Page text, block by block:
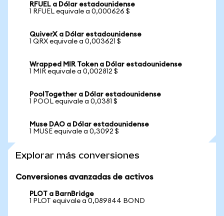
RFUEL a Dólar estadounidense
1 RFUEL equivale a 0,000626 $
QuiverX a Dólar estadounidense
1 QRX equivale a 0,003621 $
Wrapped MIR Token a Dólar estadounidense
1 MIR equivale a 0,002812 $
PoolTogether a Dólar estadounidense
1 POOL equivale a 0,0381 $
Muse DAO a Dólar estadounidense
1 MUSE equivale a 0,3092 $
Explorar más conversiones
Conversiones avanzadas de activos
PLOT a BarnBridge
1 PLOT equivale a 0,089844 BOND